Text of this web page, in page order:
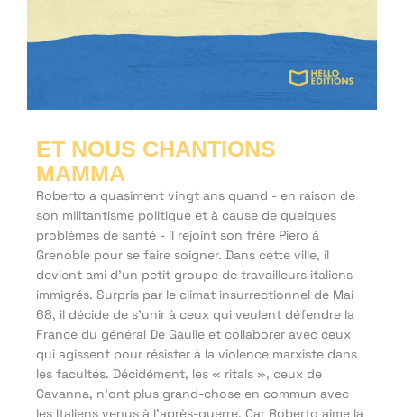
ET NOUS CHANTIONS
MAMMA
Roberto a quasiment vingt ans quand - en raison de
son militantisme politique et à cause de quelques
problèmes de santé - il rejoint son frère Piero à
Grenoble pour se faire soigner. Dans cette ville, il
devient ami d'un petit groupe de travailleurs italiens
immigrés. Surpris par le climat insurrectionnel de Mai
68, il décide de s'unir à ceux qui veulent défendre la
France du général De Gaulle et collaborer avec ceux
qui agissent pour résister à la violence marxiste dans
les facultés. Décidément, les « ritals », ceux de
Cavanna, n'ont plus grand-chose en commun avec
les Italiens venus à l'après-guerre. Car Roberto aime la